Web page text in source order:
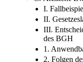
I.
II.
III.
des BGH
1.
2. Folgen